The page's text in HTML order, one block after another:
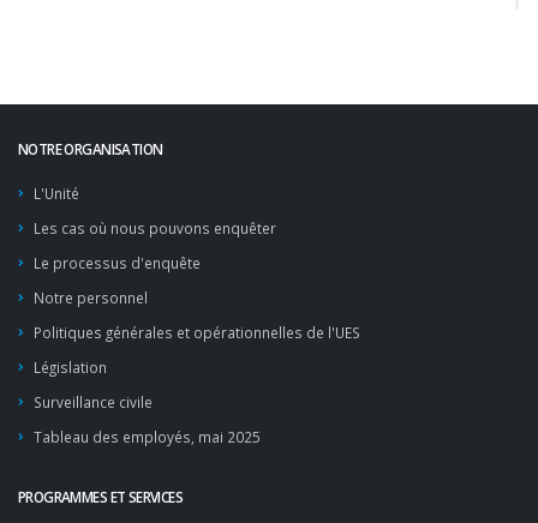
NOTRE ORGANISATION
L'Unité
Les cas où nous pouvons enquêter
Le processus d'enquête
Notre personnel
Politiques générales et opérationnelles de l'UES
Législation
Surveillance civile
Tableau des employés, mai 2025
PROGRAMMES ET SERVICES